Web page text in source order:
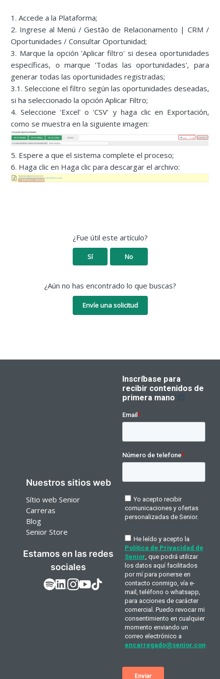
1. Accede a la Plataforma;
2. Ingrese al Menú / Gestão de Relacionamento | CRM /
Oportunidades / Consultar Oportunidad;
3. Marque la opción 'Aplicar filtro' si desea oportunidades
específicas, o marque 'Todas las oportunidades', para
generar todas las oportunidades registradas;
3.1. Seleccione el filtro según las oportunidades deseadas,
si ha seleccionado la opción Aplicar Filtro;
4. Seleccione 'Excel' o 'CSV' y haga clic en Exportación,
como se muestra en la siguiente imagen:
5. Espere a que el sistema complete el proceso;
6. Haga clic en Haga clic para descargar el archivo:
¿Fue útil este artículo?
Sí No
¿Aún no has encontrado lo que buscas?
Envíe una solicitud
Nuestros sitios web
Sítio web Senior
Carreras
Blog
Senior Store
Estamos en las redes
sociales